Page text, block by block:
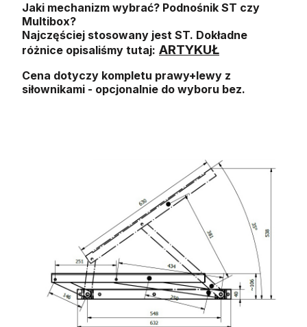
Jaki mechanizm wybrać? Podnośnik ST czy
Multibox?
Najczęściej stosowany jest ST. Dokładne
różnice opisaliśmy tutaj: ARTYKUŁ
Cena dotyczy kompletu prawy+lewy z
siłownikami - opcjonalnie do wyboru bez.